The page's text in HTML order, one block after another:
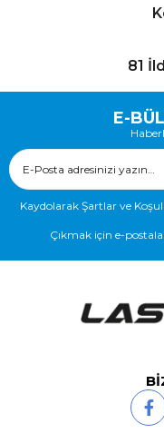
81
E-
Kaydolarak Şartlar ve
Çıkmak için e-